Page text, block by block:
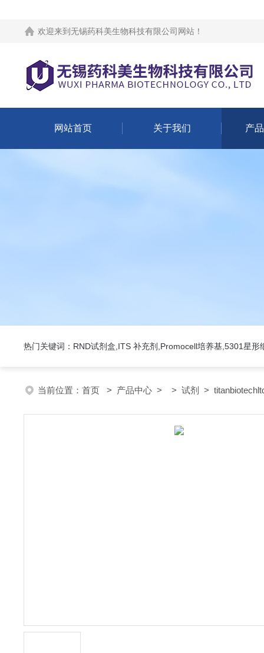
欢迎来到 无锡药科美生物科技有限公司网站 ！
网站首页 关于我们 产
热门关键词：RND试剂盒,ITS 补充剂,Promocell培养基,5301星形
当前位置： 首页 > 产品中心 > > 试剂 >